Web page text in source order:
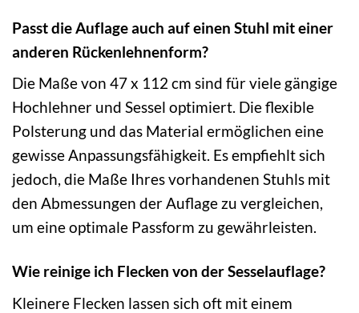
Passt die Auflage auch auf einen Stuhl mit einer
anderen Rückenlehnenform?
Die Maße von 47 x 112 cm sind für viele gängige
Hochlehner und Sessel optimiert. Die flexible
Polsterung und das Material ermöglichen eine
gewisse Anpassungsfähigkeit. Es empfiehlt sich
jedoch, die Maße Ihres vorhandenen Stuhls mit
den Abmessungen der Auflage zu vergleichen,
um eine optimale Passform zu gewährleisten.
Wie reinige ich Flecken von der Sesselauflage?
Kleinere Flecken lassen sich oft mit einem